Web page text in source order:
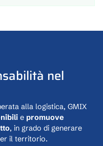
nel
alla logistica, GMIX
e promuove
, in grado di generare
il territorio.